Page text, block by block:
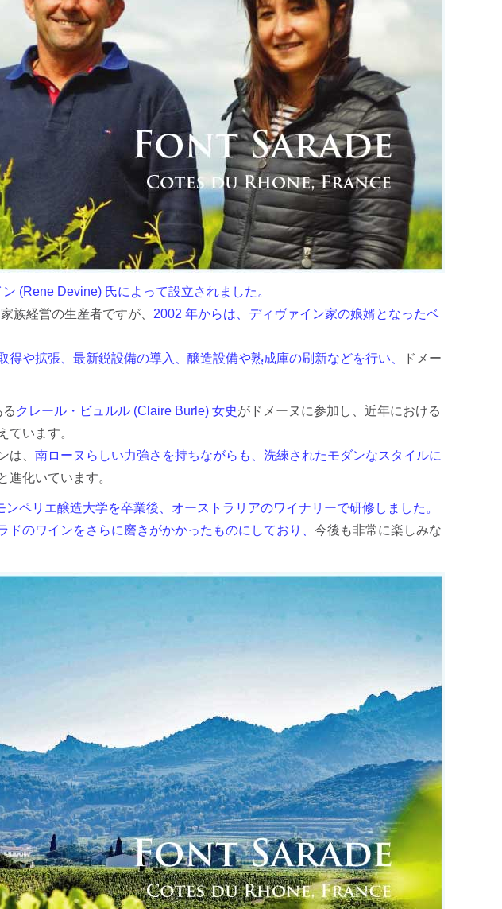
(Rene Devine) 氏によって設立されました。
族経営の生産者ですが、 2002 年からは、ディヴァイン家の娘婿となったベ
得や拡張、最新鋭設備の導入、醸造設備や熟成庫の刷新などを行い、
ドメー
クレール・ビュルル (Claire Burle) 女史がドメーヌに参加し、近年における
ています。
は、 南ローヌらしい力強さを持ちながらも、洗練されたモダンなスタイルに
進化いています。
ンペリエ醸造大学を卒業後、オーストラリアのワイナリーで研修しました。
ドのワインをさらに磨きがかかったものにしており、 今後も非常に楽しみな